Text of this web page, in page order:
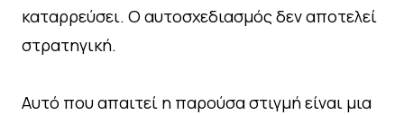
καταρρεύσει. Ο αυτοσχεδιασμός δεν αποτελεί
στρατηγική.
Αυτό που απαιτεί η παρούσα στιγμή είναι μια